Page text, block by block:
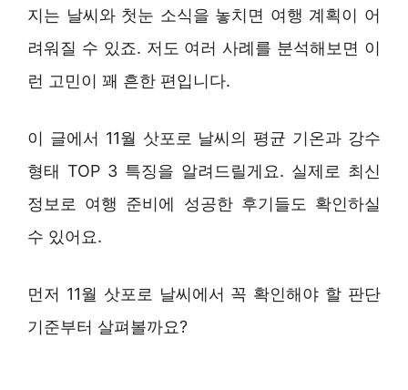
지는 날씨와 첫눈 소식을 놓치면 여행 계획이 어
려워질 수 있죠. 저도 여러 사례를 분석해보면 이
런 고민이 꽤 흔한 편입니다.
이 글에서 11월 삿포로 날씨의 평균 기온과 강수
형태 TOP 3 특징을 알려드릴게요. 실제로 최신
정보로 여행 준비에 성공한 후기들도 확인하실
수 있어요.
먼저 11월 삿포로 날씨에서 꼭 확인해야 할 판단
기준부터 살펴볼까요?